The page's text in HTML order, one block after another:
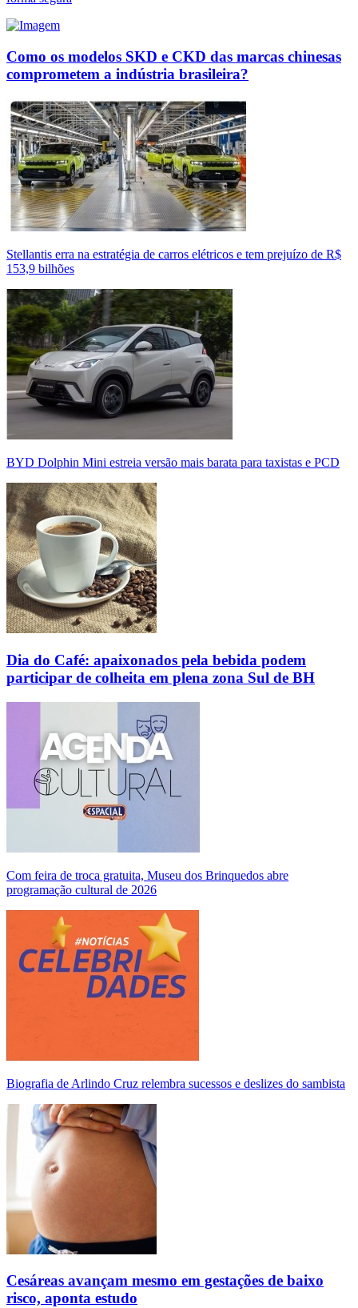
Como os modelos SKD e CKD das marcas chinesas
comprometem a indústria brasileira?
Stellantis erra na estratégia de carros elétricos e tem prejuízo de R$
153,9 bilhões
BYD Dolphin Mini estreia versão mais barata para taxistas e PCD
Dia do Café: apaixonados pela bebida podem
participar de colheita em plena zona Sul de BH
Com feira de troca gratuita, Museu dos Brinquedos abre
programação cultural de 2026
Biografia de Arlindo Cruz relembra sucessos e deslizes do sambista
Cesáreas avançam mesmo em gestações de baixo
risco, aponta estudo